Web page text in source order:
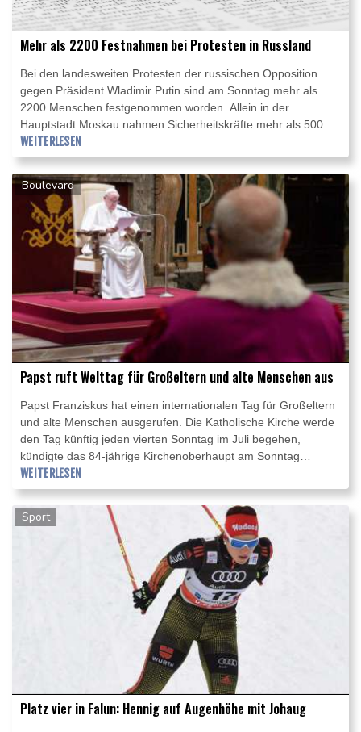
Mehr als 2200 Festnahmen bei Protesten in Russland
Bei den landesweiten Protesten der russischen Opposition
gegen Präsident Wladimir Putin sind am Sonntag mehr als
2200 Menschen festgenommen worden. Allein in der
Hauptstadt Moskau nahmen Sicherheitskräfte mehr als 500
Menschen in Gewahrsam, wie die Nichtregierungsorganisation
OVD-Info berichtete. Die Demonstranten waren einem
Protestaufruf des inhaftierten Kreml-Kritikers Alexej Nawalny
gefolgt.
WEITERLESEN
Boulevard
Papst ruft Welttag für Großeltern und alte Menschen aus
Papst Franziskus hat einen internationalen Tag für Großeltern
und alte Menschen ausgerufen. Die Katholische Kirche werde
den Tag künftig jeden vierten Sonntag im Juli begehen,
kündigte das 84-jährige Kirchenoberhaupt am Sonntag
während des Angelus-Gebets im Apostolischen Palast an. Zur
Begründung der Initiative sagte Franziskus, Großeltern
würden "oft vergessen", obwohl sie als "Bindeglied zwischen
den Generationen" eine wichtige Rolle hätten.
WEITERLESEN
Sport
Platz vier in Falun: Hennig auf Augenhöhe mit Johaug